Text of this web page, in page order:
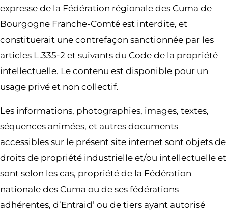
expresse de la Fédération régionale des Cuma de
Bourgogne Franche-Comté est interdite, et
constituerait une contrefaçon sanctionnée par les
articles L.335-2 et suivants du Code de la propriété
intellectuelle. Le contenu est disponible pour un
usage privé et non collectif.
Les informations, photographies, images, textes,
séquences animées, et autres documents
accessibles sur le présent site internet sont objets de
droits de propriété industrielle et/ou intellectuelle et
sont selon les cas, propriété de la Fédération
nationale des Cuma ou de ses fédérations
adhérentes, d’Entraid’ ou de tiers ayant autorisé